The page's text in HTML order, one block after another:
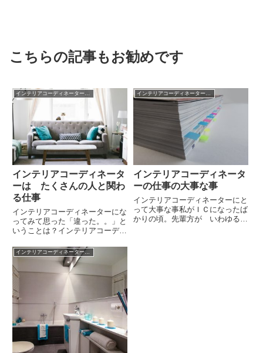
こちらの記事もお勧めです
インテリアコーディネーターの仕事
インテリアコーディネータ
ーは たくさんの人と関わ
る仕事
インテリアコーディネーターにな
ってみて思った「違った。。」と
いうことは？インテリアコーディ
と、実際に仕事に就いてみてから
と一番違うと思ったことは何です
か？という質問がよくあります。
「こんなはずじゃなかっ
た。。。...
インテリアコーディネーターとは
インテリアコーディネータ
ーの仕事の大事な事
インテリアコーディネーターにと
って大事な事私がＩＣになったば
かりの頃。先輩方が いわゆる
インテリアコーディネーターの仕事